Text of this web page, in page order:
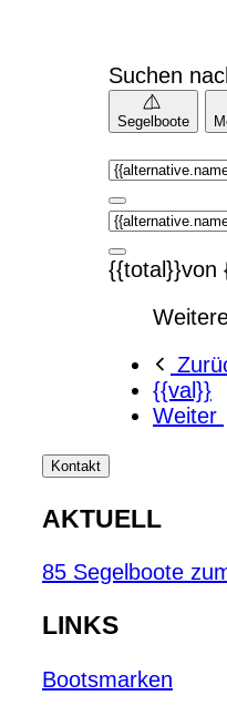
Suchen
Segelboote
{{total}}von
{{val}}
Weiter
Kontakt
AKTUELL
85 Segelboote
LINKS
Bootsmarken